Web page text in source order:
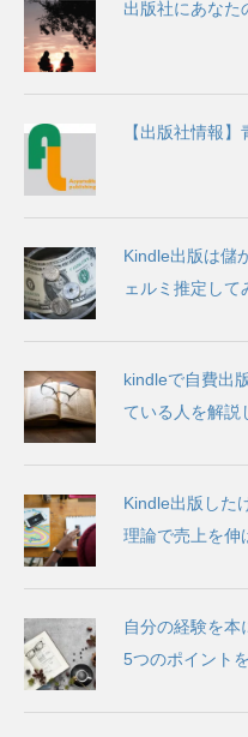
出版社にあなた
【出版社情報
Kindle出版は儲
ェルミ推定して
kindleで自費出
ている人を解説
Kindle出版した
理論で売上を伸
自分の経験を本
5つのポイント